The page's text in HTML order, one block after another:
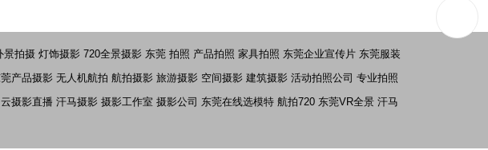
景拍摄 灯饰摄影 720全景摄影 东莞 拍照 产品拍照 家具拍照 东莞企业宣传片 东莞服装
产品摄影 无人机航拍 航拍摄影 旅游摄影 空间摄影 建筑摄影 活动拍照公司 专业拍照
云摄影直播 汗马摄影 摄影工作室 摄影公司 东莞在线选模特 航拍720 东莞VR全景 汗马